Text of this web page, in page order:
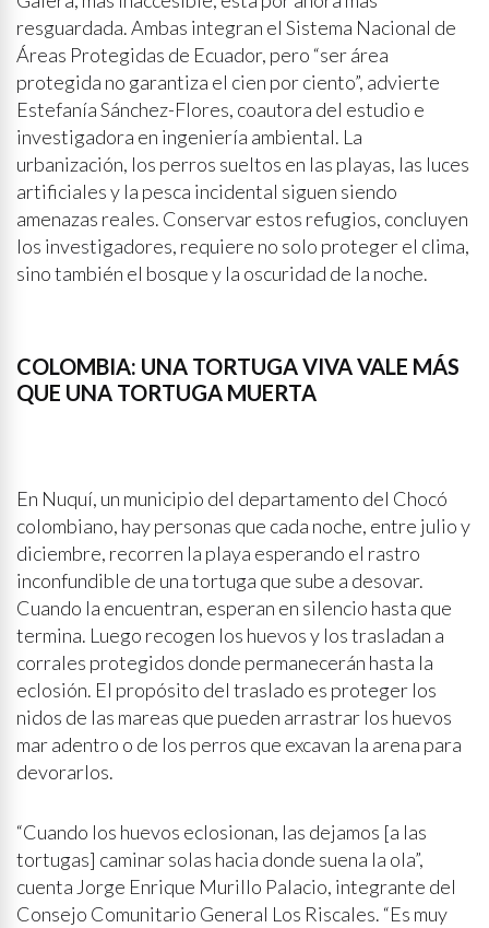
resguardada. Ambas integran el Sistema Nacional de
Áreas Protegidas de Ecuador, pero “ser área
protegida no garantiza el cien por ciento”, advierte
Estefanía Sánchez-Flores, coautora del estudio e
investigadora en ingeniería ambiental. La
urbanización, los perros sueltos en las playas, las luces
artificiales y la pesca incidental siguen siendo
amenazas reales. Conservar estos refugios, concluyen
los investigadores, requiere no solo proteger el clima,
sino también el bosque y la oscuridad de la noche.
COLOMBIA: UNA TORTUGA VIVA VALE MÁS
QUE UNA TORTUGA MUERTA
En Nuquí, un municipio del departamento del Chocó
colombiano, hay personas que cada noche, entre julio y
diciembre, recorren la playa esperando el rastro
inconfundible de una tortuga que sube a desovar.
Cuando la encuentran, esperan en silencio hasta que
termina. Luego recogen los huevos y los trasladan a
corrales protegidos donde permanecerán hasta la
eclosión. El propósito del traslado es proteger los
nidos de las mareas que pueden arrastrar los huevos
mar adentro o de los perros que excavan la arena para
devorarlos.
“Cuando los huevos eclosionan, las dejamos [a las
tortugas] caminar solas hacia donde suena la ola”,
cuenta Jorge Enrique Murillo Palacio, integrante del
Consejo Comunitario General Los Riscales. “Es muy